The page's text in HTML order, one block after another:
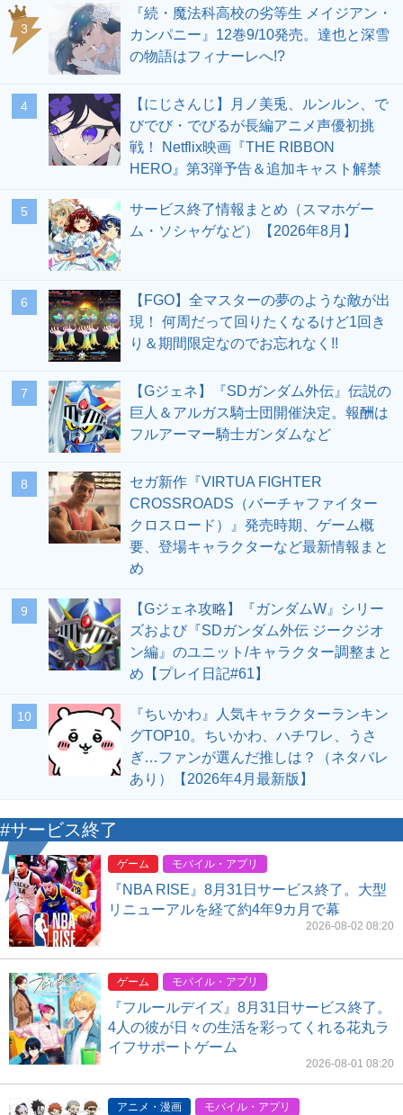
3
『続・魔法科高校の劣等生 メイジアン・
カンパニー』12巻9/10発売。達也と深雪
の物語はフィナーレへ!?
4
【にじさんじ】月ノ美兎、ルンルン、で
びでび・でびるが長編アニメ声優初挑
戦！ Netflix映画『THE RIBBON
HERO』第3弾予告＆追加キャスト解禁
5
サービス終了情報まとめ（スマホゲー
ム・ソシャゲなど）【2026年8月】
6
【FGO】全マスターの夢のような敵が出
現！ 何周だって回りたくなるけど1回き
り＆期間限定なのでお忘れなく!!
7
【Gジェネ】『SDガンダム外伝』伝説の
巨人＆アルガス騎士団開催決定。報酬は
フルアーマー騎士ガンダムなど
8
セガ新作『VIRTUA FIGHTER
CROSSROADS（バーチャファイター
クロスロード）』発売時期、ゲーム概
要、登場キャラクターなど最新情報まと
め
9
【Gジェネ攻略】『ガンダムW』シリー
ズおよび『SDガンダム外伝 ジークジオ
ン編』のユニット/キャラクター調整まと
め【プレイ日記#61】
10
『ちいかわ』人気キャラクターランキン
グTOP10。ちいかわ、ハチワレ、うさ
ぎ…ファンが選んだ推しは？（ネタバレ
あり）【2026年4月最新版】
#サービス終了
ゲーム モバイル・アプリ
『NBA RISE』8月31日サービス終了。大型
リニューアルを経て約4年9カ月で幕
2026-08-02 08:20
ゲーム モバイル・アプリ
『フルールデイズ』8月31日サービス終了。
4人の彼が日々の生活を彩ってくれる花丸ラ
イフサポートゲーム
2026-08-01 08:20
アニメ・漫画 モバイル・アプリ